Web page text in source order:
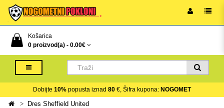
Košarica
0 proizvod(a) - 0.00€
Dobijte 10% popusta iznad 80 €, Šifra kupona: NOGOMET
Dres Sheffield United